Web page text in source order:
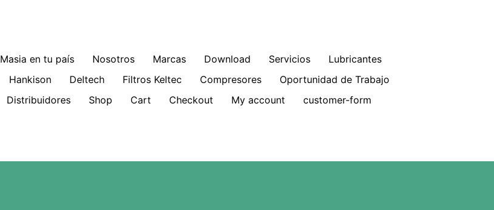
Masia en tu país Nosotros Marcas Download Servicios
Lubricantes
Hankison Deltech Filtros Keltec Compresores
Oportunidad de Trabajo
Distribuidores Shop Cart Checkout My account
customer-form